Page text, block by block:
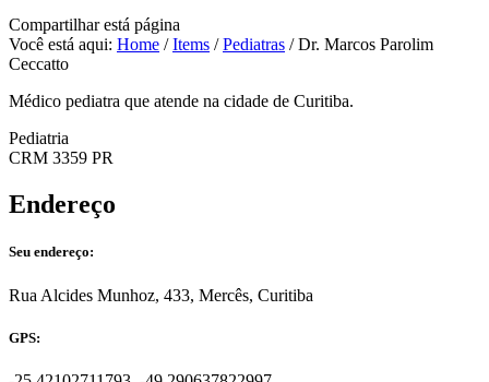
Compartilhar está página
Você está aqui: Home / Items / Pediatras / Dr. Marcos Parolim
Ceccatto
Médico pediatra que atende na cidade de Curitiba.
Pediatria
CRM 3359 PR
Endereço
Seu endereço:
Rua Alcides Munhoz, 433, Mercês, Curitiba
GPS: